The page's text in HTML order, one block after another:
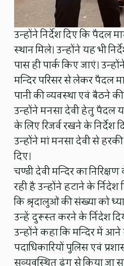
उन्होंने निर्देश दिए कि पैदल
स्थान मिले। उन्होंने यह भी
पास ही पार्क किए जाएं।
मन्दिर परिसर से लेकर पैदल
पानी की व्यवस्था एवं बैठने
उन्होंने मनसा देवी हेतु पैदल
के लिए रिजर्व रखने के निर्देश
उन्होंने मां मनसा देवी से
दिए।
चण्डी देवी मन्दिर का
रही है उन्होंने हटाने के
कि श्रृदालुओं की संख्या को
उन्हें दुरूस्त करने के र्निदेश
उन्होंने कहा कि मन्दिर में
पदाधिकारियों पुलिस एवं